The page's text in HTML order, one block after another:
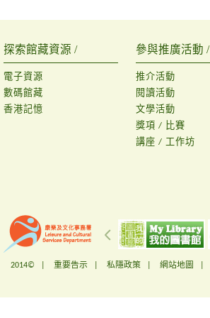
探索館藏資源 /
電子資源
數碼館藏
香港記憶
參與推廣活動 /
推介活動
閱讀活動
文學活動
獎項 / 比賽
講座 / 工作坊
2014© | 重要告示 私隱政策 網站地圖